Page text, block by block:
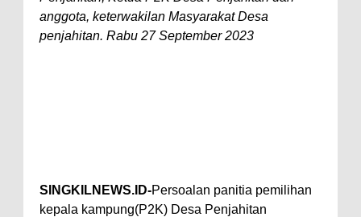
anggota, keterwakilan Masyarakat Desa
penjahitan. Rabu 27 September 2023
SINGKILNEWS.ID-Persoalan panitia pemilihan
kepala kampung(P2K) Desa Penjahitan